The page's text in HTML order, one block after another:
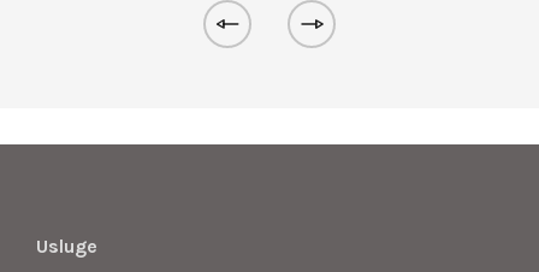
Usluge